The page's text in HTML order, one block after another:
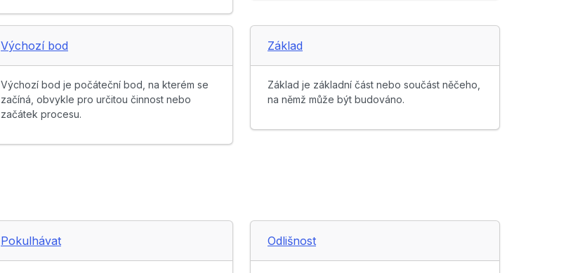
Výchozí bod
Výchozí bod je počáteční bod, na kterém se
začíná, obvykle pro určitou činnost nebo
začátek procesu.
Základ
Základ je základní část nebo součást něčeho,
na němž může být budováno.
Pokulhávat Odlišnost